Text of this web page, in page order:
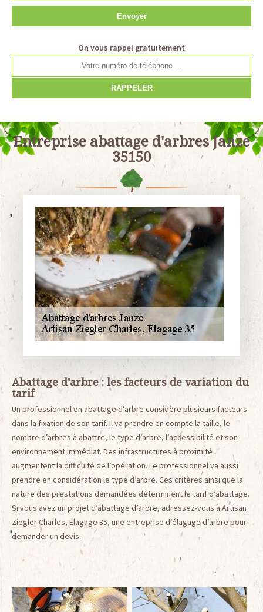
On vous rappel gratuitement
Entreprise abattage d'arbres Janze
35150
Abattage d’arbre : les facteurs de variation du
tarif
Un professionnel en abattage d’arbre considère plusieurs facteurs
dans la fixation de son tarif. Il va prendre en compte la taille, le
nombre d’arbres à abattre, le type d’arbre, l’accessibilité et son
environnement immédiat. Des infrastructures à proximité
augmentent la difficulté de l’opération. Le professionnel va aussi
prendre en considération le type d’arbre. Ces critères ainsi que la
nature des prestations demandées déterminent le tarif d’abattage.
Si vous avez un projet d’abattage d’arbre, adressez-vous à Artisan
Ziegler Charles, Elagage 35, une entreprise d’élagage d’arbre pour
demander un devis.